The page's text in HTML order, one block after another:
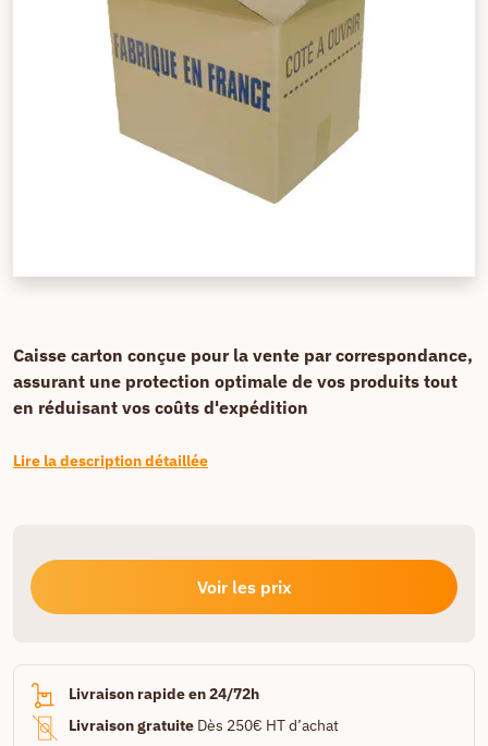
Caisse carton conçue pour la vente par correspondance,
assurant une protection optimale de vos produits tout
en réduisant vos coûts d'expédition
Lire la description détaillée
Voir les prix
Livraison rapide en 24/72h
Livraison gratuite Dès 250€ HT d’achat